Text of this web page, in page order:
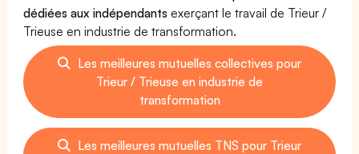
dédiées aux indépendants exerçant le travail de Trieur /
Trieuse en industrie de transformation.
Les meilleures mutuelles collectives pour
Trieur / Trieuse en industrie de
transformation
Les meilleures mutuelles TNS pour Trieur